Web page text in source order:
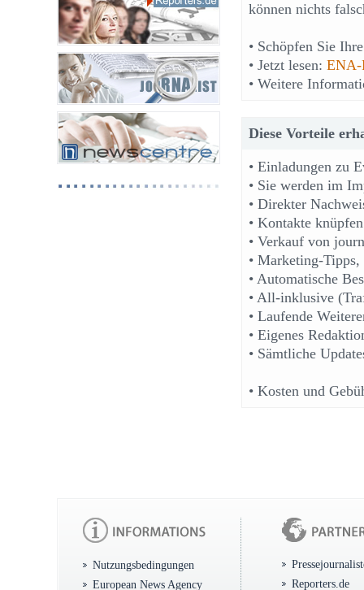
können nichts
• Schöpfen Sie
• Jetzt lesen: ENA-
• Weitere
Diese Vorteile
• Einladungen zu
• Sie werden im
• Direkter
• Kontakte
• Verkauf von
• Marketing-
• Automatische
• All-inklusive
• Laufende
• Eigenes
• Sämtliche
• Kosten und
Nutzungsbedingungen
European News Agency
Reporters.de